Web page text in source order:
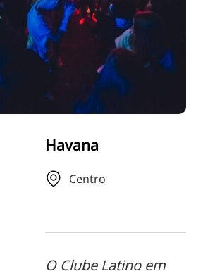
FR
RU
Havana
Centro
O Clube Latino em